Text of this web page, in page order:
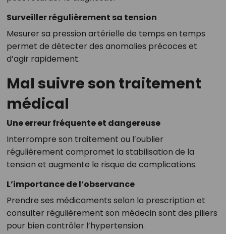
Surveiller régulièrement sa tension
Mesurer sa pression artérielle de temps en temps
permet de détecter des anomalies précoces et
d’agir rapidement.
Mal suivre son traitement
médical
Une erreur fréquente et dangereuse
Interrompre son traitement ou l’oublier
régulièrement compromet la stabilisation de la
tension et augmente le risque de complications.
L’importance de l’observance
Prendre ses médicaments selon la prescription et
consulter régulièrement son médecin sont des piliers
pour bien contrôler l’hypertension.